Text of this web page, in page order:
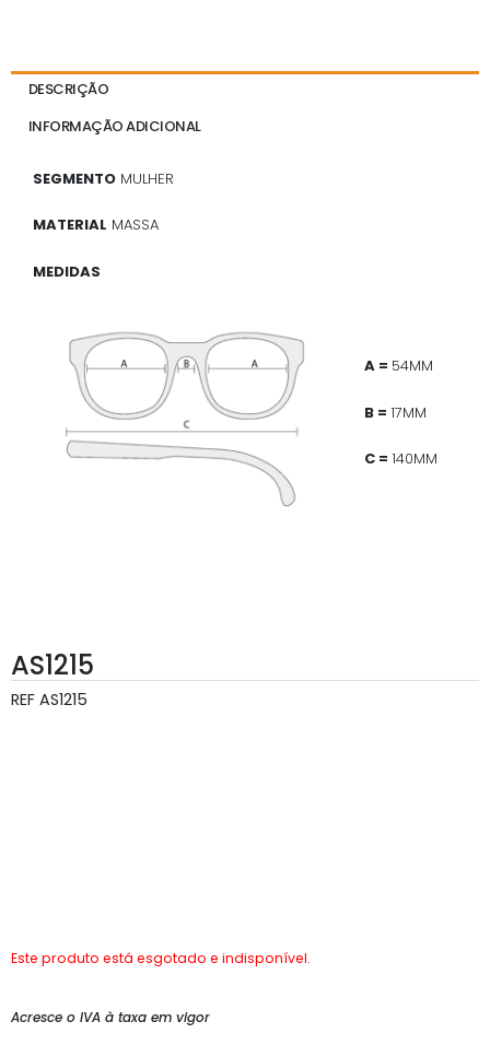
DESCRIÇÃO
INFORMAÇÃO ADICIONAL
SEGMENTO MULHER
MATERIAL MASSA
MEDIDAS
A = 54MM
B = 17MM
C = 140MM
AS1215
REF AS1215
Este produto está esgotado e indisponível.
Acresce o IVA à taxa em vigor